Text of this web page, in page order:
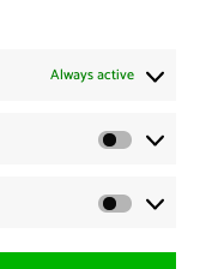
Always active